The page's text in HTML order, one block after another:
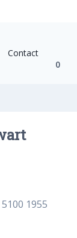
Contact
0
1955